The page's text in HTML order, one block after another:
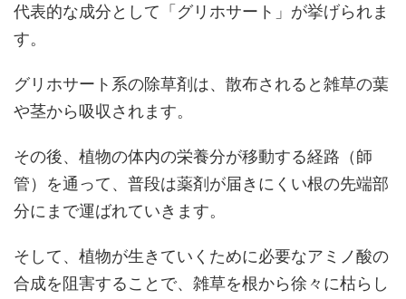
代表的な成分として「グリホサート」が挙げられま
す。
グリホサート系の除草剤は、散布されると雑草の葉
や茎から吸収されます。
その後、植物の体内の栄養分が移動する経路（師
管）を通って、普段は薬剤が届きにくい根の先端部
分にまで運ばれていきます。
そして、植物が生きていくために必要なアミノ酸の
合成を阻害することで、雑草を根から徐々に枯らし